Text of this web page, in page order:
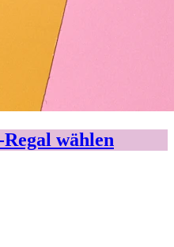
wählen